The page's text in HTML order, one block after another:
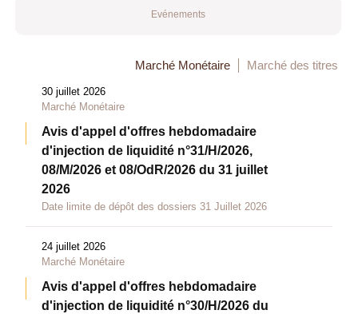
Evénements
Marché Monétaire Marché des titres
30 juillet 2026
Marché Monétaire
Avis d'appel d'offres hebdomadaire
d'injection de liquidité n°31/H/2026,
08/M/2026 et 08/OdR/2026 du 31 juillet
2026
Date limite de dépôt des dossiers 31 Juillet 2026
24 juillet 2026
Marché Monétaire
Avis d'appel d'offres hebdomadaire
d'injection de liquidité n°30/H/2026 du